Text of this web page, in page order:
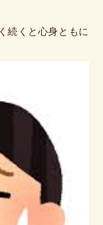
続くと心身ともに